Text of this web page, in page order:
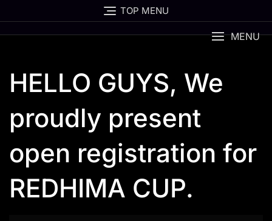
TOP MENU
MENU
HELLO GUYS, We
proudly present
open registration for
REDHIMA CUP.